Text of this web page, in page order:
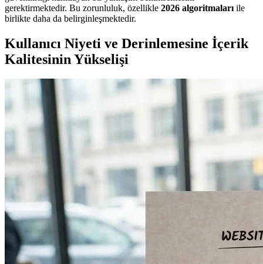
gerektirmektedir. Bu zorunluluk, özellikle 2026 algoritmaları ile
birlikte daha da belirginleşmektedir.
Kullanıcı Niyeti ve Derinlemesine İçerik
Kalitesinin Yükselişi